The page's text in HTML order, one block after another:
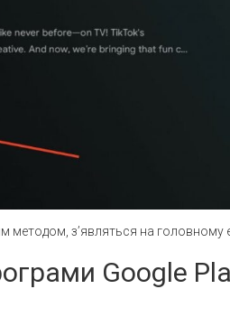
методом, з’являться на головному
Google